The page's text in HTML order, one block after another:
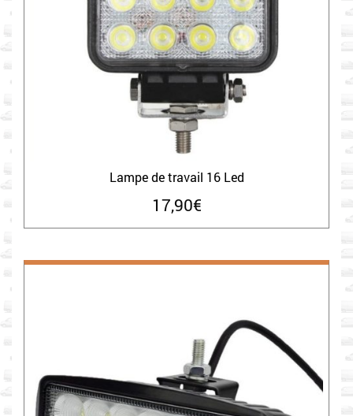
Lampe de travail 16 Led
17,90€